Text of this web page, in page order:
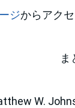
ジからアクセ
ま
W.